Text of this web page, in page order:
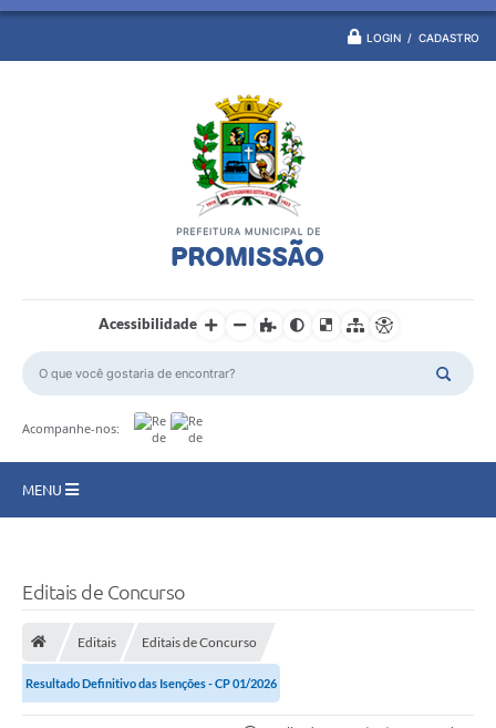
LOGIN / CADASTRO
Acessibilidade
Acompanhe-nos:
MENU
Turismo
Ouvidoria
Editais de Concurso
Editais Editais de Concurso
Resultado Definitivo das Isenções - CP 01/2026